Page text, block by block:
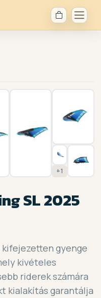
+1
SL 2025
kifejezetten gyenge
kivételes
riderek számára
kialakítás garantálja